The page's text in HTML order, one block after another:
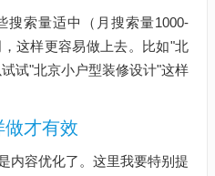
搜索量适中（月搜索量1000-
这样更容易做上去。比如"北
试"北京小户型装修设计"这样
才有效
内容优化了。这里我要特别提